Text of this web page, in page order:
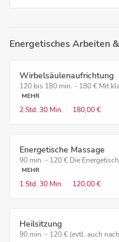
Energetisches Arbeiten
Wirbelsäulenaufrichtung
120 bis 180 min. - 180 € Mit
MEHR
2 Std. 30 Min. 180,00 €
Energetische Massage
90 min. - 120 € Die
MEHR
1 Std. 30 Min. 120,00 €
Heilsitzung
90 min. - 120 € (evtl. auch